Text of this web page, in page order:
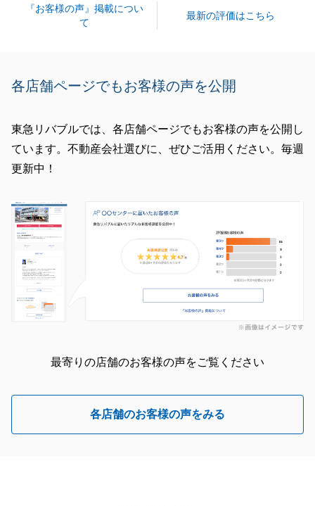
『お客様の声』掲載につい
て
最新の評価はこちら
各店舗ページでもお客様の声を公開
東急リバブルでは、各店舗ページでもお客様の声を公開し
ています。不動産会社選びに、ぜひご活用ください。毎週
更新中！
最寄りの店舗のお客様の声をご覧ください
各店舗のお客様の声をみる